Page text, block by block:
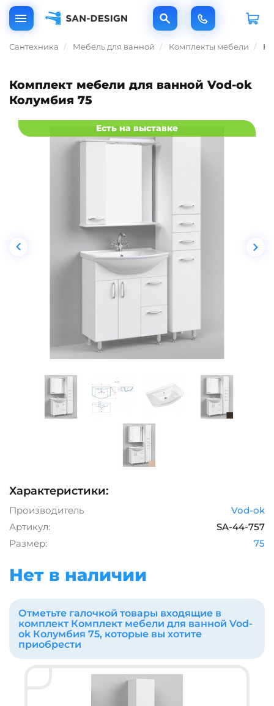
Сантехника Мебель для ванной Комплекты мебели
Комплект мебели для ванной Vod-ok
Колумбия 75
Есть на выставке
Характеристики:
Производитель
Vod-ok
Артикул:
SA-44-757
Размер:
75
Нет в наличии
Отметьте галочкой товары входящие в
комплект Комплект мебели для ванной Vod-
ok Колумбия 75, которые вы хотите
приобрести